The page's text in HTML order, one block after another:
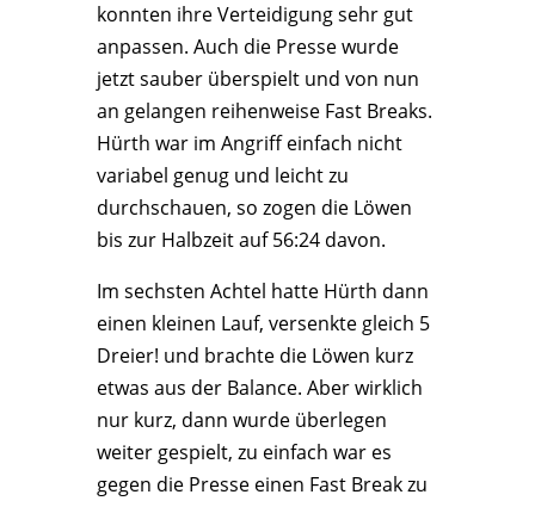
konnten ihre Verteidigung sehr gut
anpassen. Auch die Presse wurde
jetzt sauber überspielt und von nun
an gelangen reihenweise Fast Breaks.
Hürth war im Angriff einfach nicht
variabel genug und leicht zu
durchschauen, so zogen die Löwen
bis zur Halbzeit auf 56:24 davon.
Im sechsten Achtel hatte Hürth dann
einen kleinen Lauf, versenkte gleich 5
Dreier! und brachte die Löwen kurz
etwas aus der Balance. Aber wirklich
nur kurz, dann wurde überlegen
weiter gespielt, zu einfach war es
gegen die Presse einen Fast Break zu